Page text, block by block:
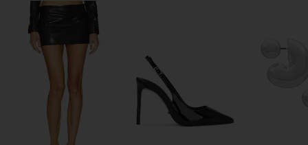
SRG Alina Leather Jacket in Black
SRG
$375
Предыдущая цена: